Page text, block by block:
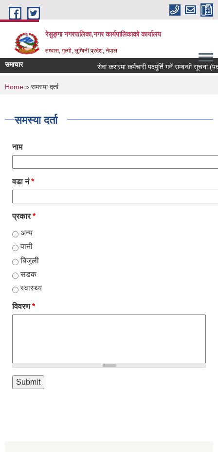
Skip to main content
रेसुङ्गा नगरपालिका,नगर कार्यपालिकाको कार्यालय
तम्घास, गुल्मी, लुम्बिनी प्रदेश, नेपाल
समाचार सेवा करारमा कर्मचारी पदपूर्ति गर्ने सम्बन्धी सूचना
You are here
Home » समस्या दर्ता
समस्या दर्ता
नाम
वडा नं*
प्रकार*
अन्य
पानी
बिजुली
सडक
स्वास्थ्य
विवरण*